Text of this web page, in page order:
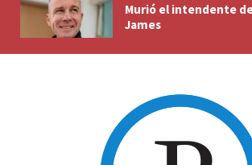
Murió el intendente
James